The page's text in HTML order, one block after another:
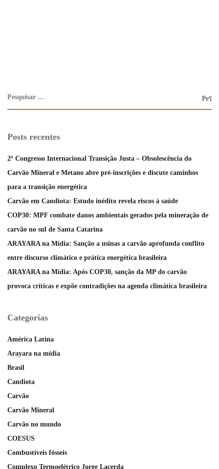
Posts recentes
2º Congresso Internacional Transição Justa – Obsolescência do
Carvão Mineral e Metano abre pré-inscrições e discute caminhos
para a transição energética
Carvão em Candiota: Estudo inédito revela riscos à saúde
COP30: MPF combate danos ambientais gerados pela mineração de
carvão no sul de Santa Catarina
ARAYARA na Mídia: Sanção a usinas a carvão aprofunda conflito
entre discurso climático e prática energética brasileira
ARAYARA na Mídia: Após COP30, sanção da MP do carvão
provoca críticas e expõe contradições na agenda climática brasileira
Categorias
América Latina
Arayara na mídia
Brasil
Candiota
Carvão
Carvão Mineral
Carvão no mundo
COESUS
Combustíveis fósseis
Complexo Termoelétrico Jorge Lacerda